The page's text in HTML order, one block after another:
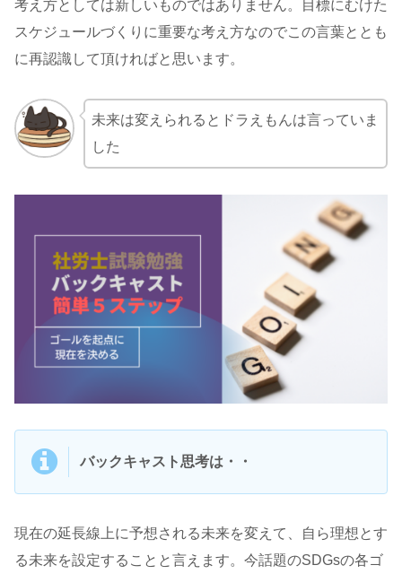
考え方としては新しいものではありません。目標にむけた
スケジュールづくりに重要な考え方なのでこの言葉ととも
に再認識して頂ければと思います。
未来は変えられるとドラえもんは言っていま
した
バックキャスト思考は・・
現在の延長線上に予想される未来を変えて、自ら理想とす
る未来を設定することと言えます。今話題のSDGsの各ゴ